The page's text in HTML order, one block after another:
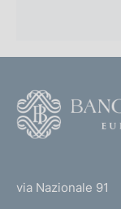
via Nazionale 91